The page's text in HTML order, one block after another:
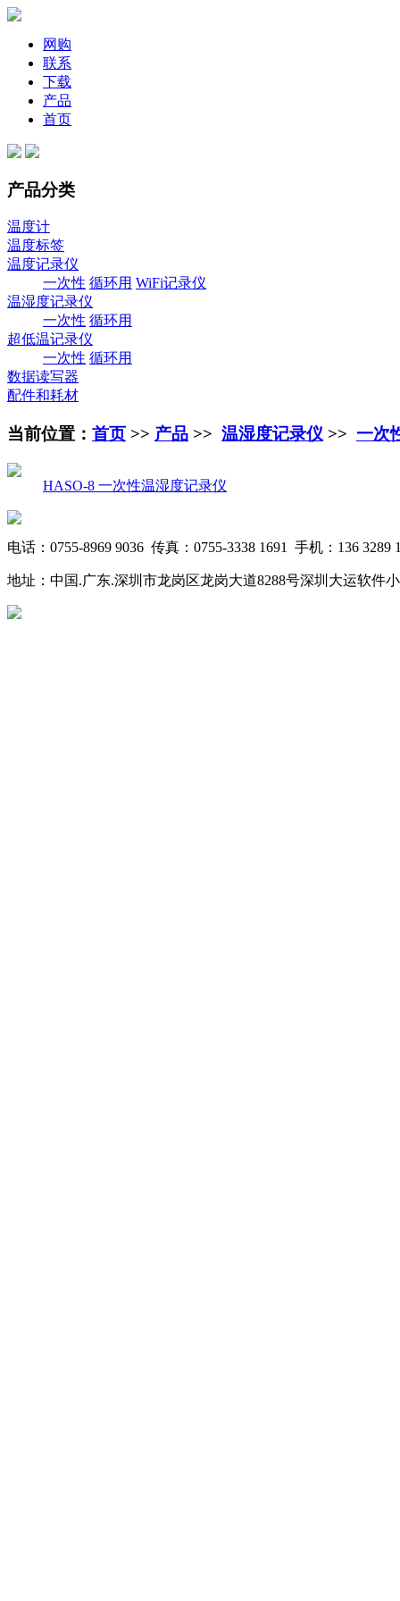
网购
联系
下载
产品
首页
产品分类
温度计
温度标签
温度记录仪
一次性 循环用 WiFi记录仪
温湿度记录仪
一次性 循环用
超低温记录仪
一次性 循环用
数据读写器
配件和耗材
当前位置： 首页 >> 产品 >> 温湿度记录仪 >> 一次
HASO-8 一次性温湿度记录仪
电话：0755-8969 9036 传真：0755-3338 1691 手机：136 3289
地址：中国.广东.深圳市龙岗区龙岗大道8288号深圳大运软件